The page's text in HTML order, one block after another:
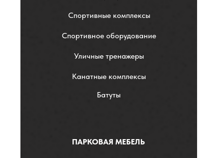
Спортивные комплексы
Спортивное оборудование
Уличные тренажеры
Канатные комплексы
Батуты
ПАРКОВАЯ МЕБЕЛЬ